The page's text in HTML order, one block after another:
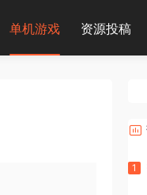
单机游戏 资源投稿
1